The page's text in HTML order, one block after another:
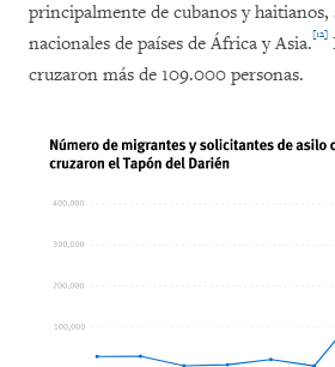
principalmente de cubanos y haitianos,
nacionales de países de África y Asia.[12]
cruzaron más de 109.000 personas.